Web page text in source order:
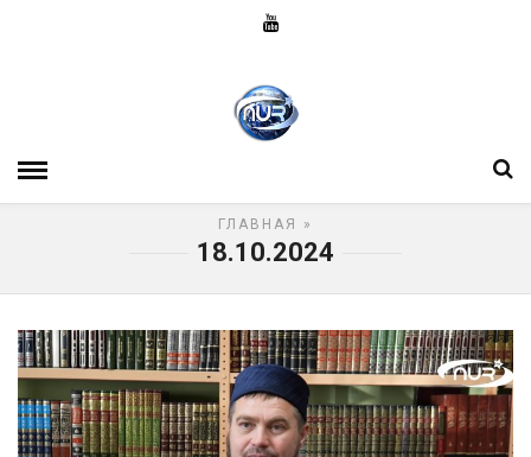
ГЛАВНАЯ »
18.10.2024